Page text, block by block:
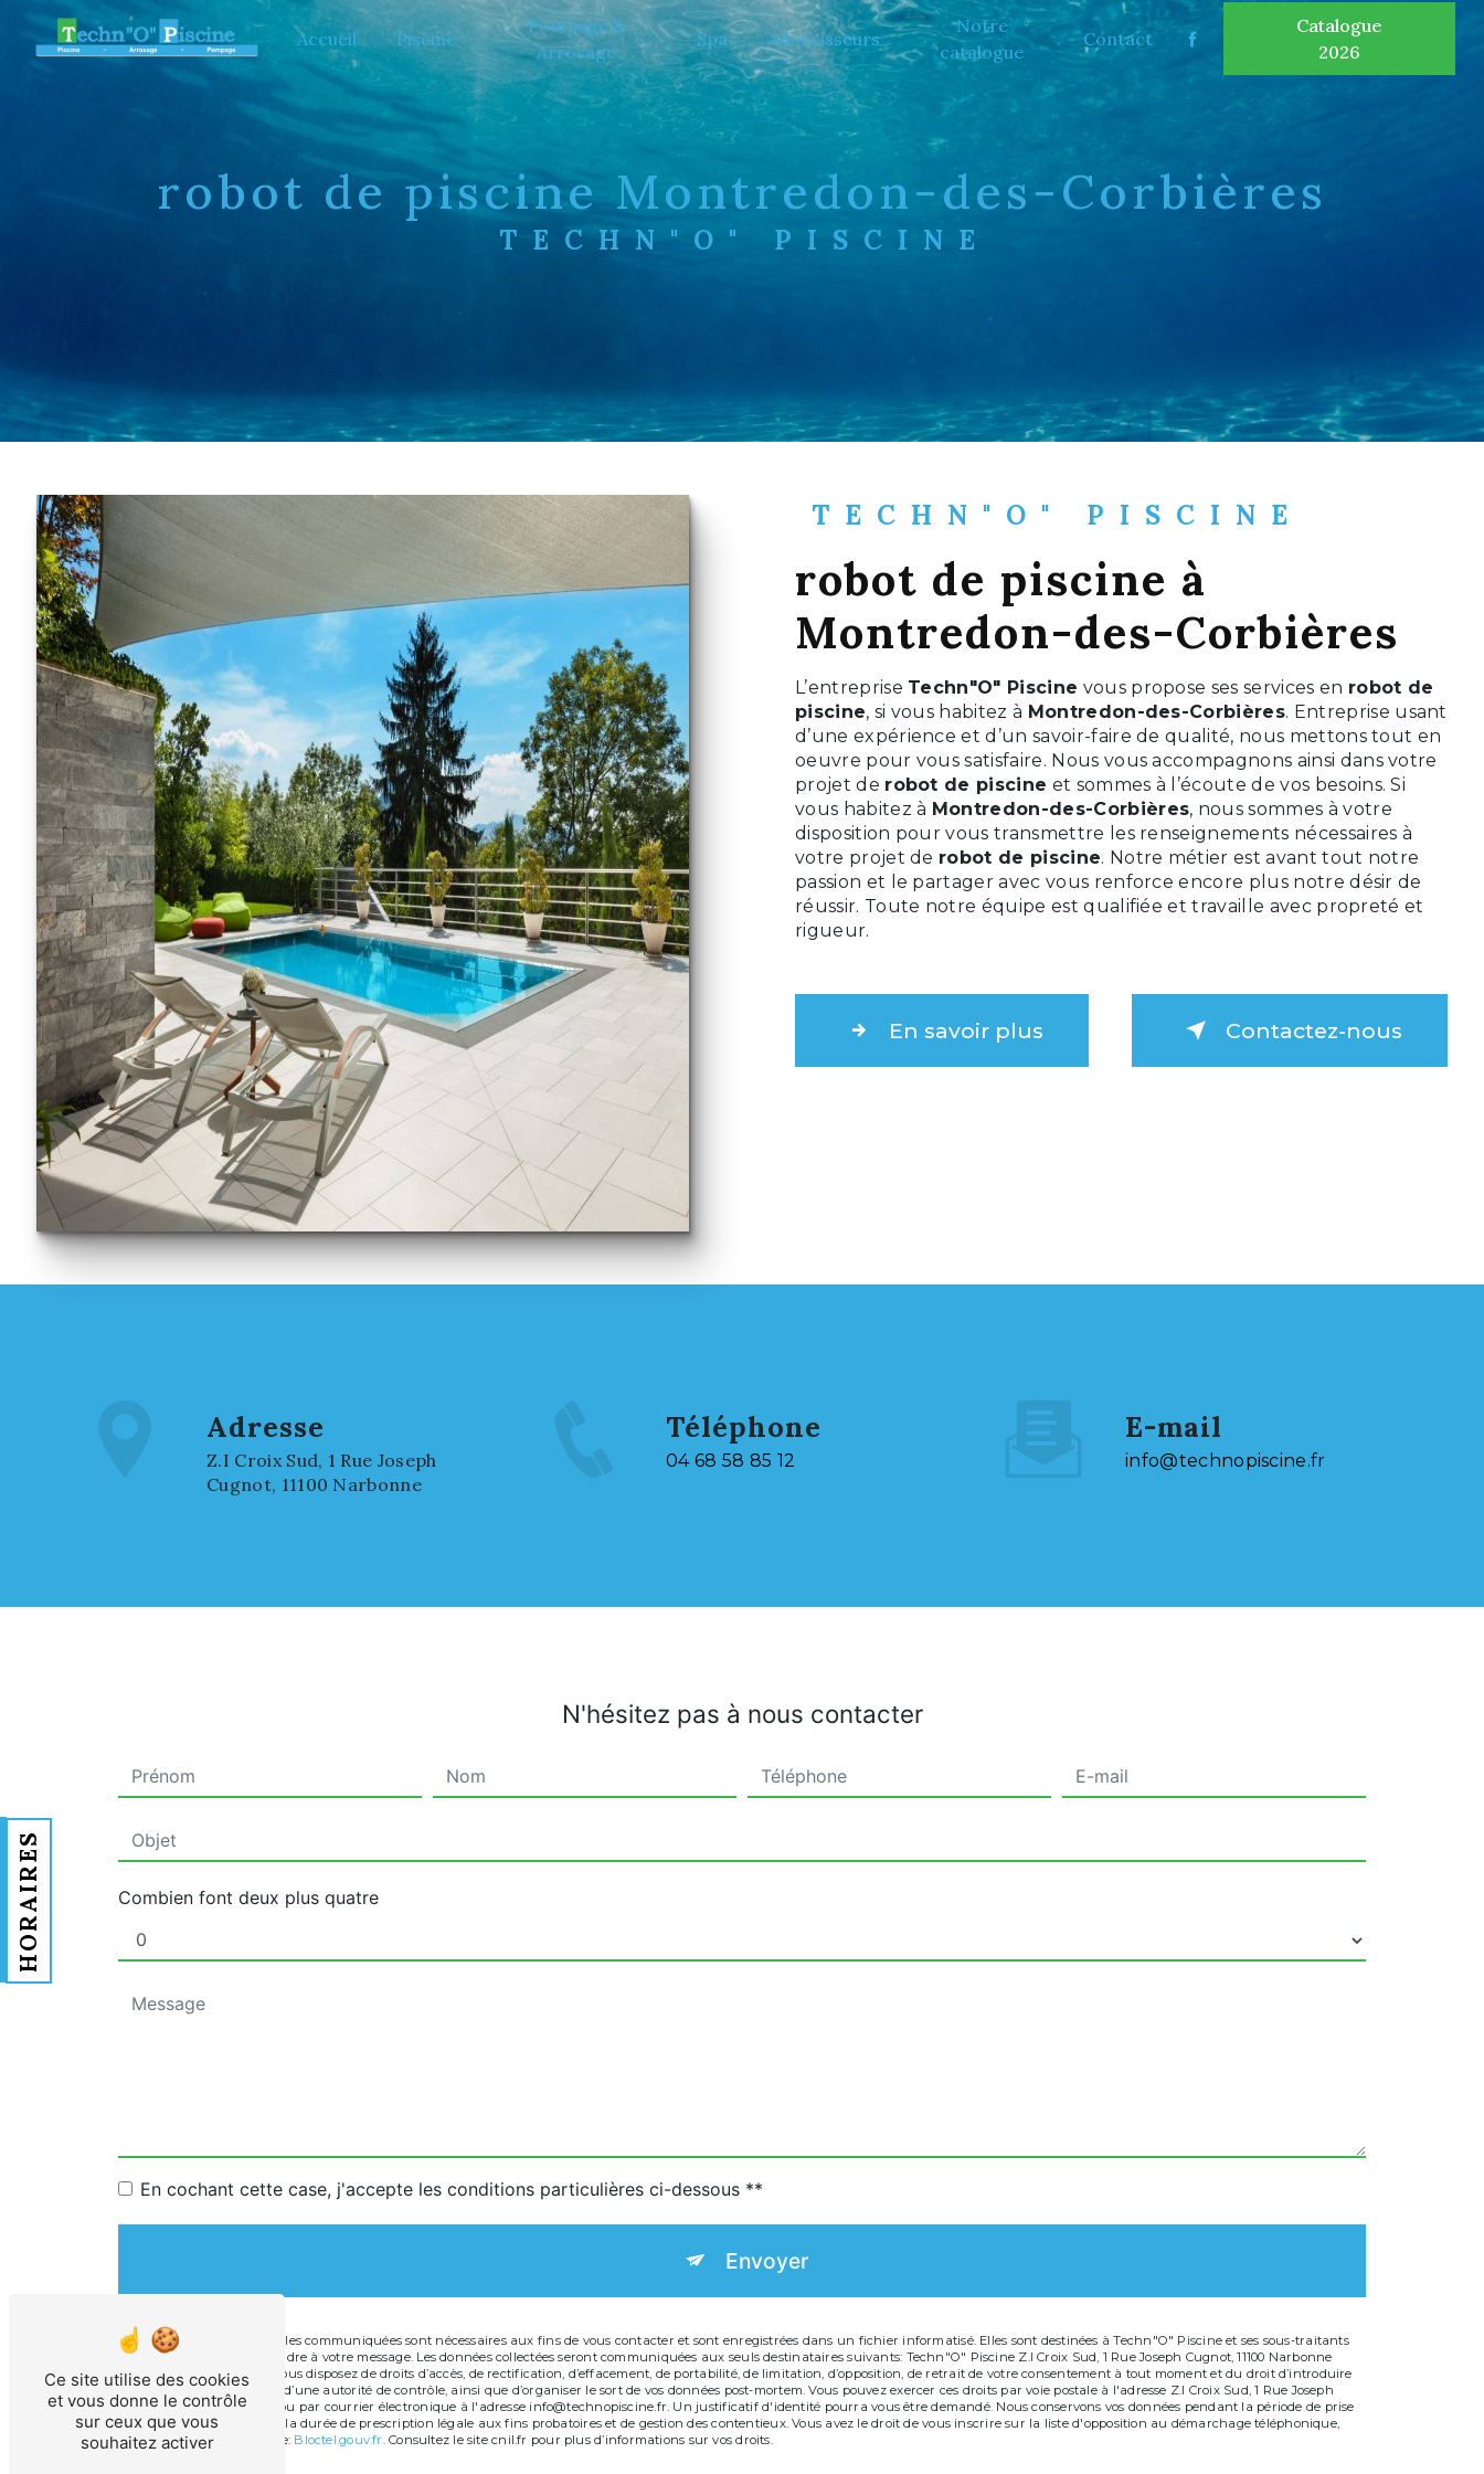
HORAIRES
Accueil Piscine
Pompage &
Arrosage
Spa Adoucisseurs
Notre
catalogue
Contact
Catalogue
2026
robot de piscine Montredon-des-Corbières
TECHN"O" PISCINE
TECHN"O" PISCINE
robot de piscine à
Montredon-des-Corbières
L’entreprise Techn"O" Piscine vous propose ses services en robot de
piscine, si vous habitez à Montredon-des-Corbières. Entreprise usant
d’une expérience et d’un savoir-faire de qualité, nous mettons tout en
oeuvre pour vous satisfaire. Nous vous accompagnons ainsi dans votre
projet de robot de piscine et sommes à l’écoute de vos besoins. Si
vous habitez à Montredon-des-Corbières, nous sommes à votre
disposition pour vous transmettre les renseignements nécessaires à
votre projet de robot de piscine. Notre métier est avant tout notre
passion et le partager avec vous renforce encore plus notre désir de
réussir. Toute notre équipe est qualifiée et travaille avec propreté et
rigueur.
En savoir plus Contactez-nous
Adresse
Z.I Croix Sud, 1 Rue Joseph
Cugnot, 11100 Narbonne
Téléphone
04 68 58 85 12
E-mail
info@technopiscine.fr
N'hésitez pas à nous contacter
Combien font deux plus quatre
En cochant cette case, j'accepte les conditions particulières ci-dessous **
Envoyer
** Les données personnelles communiquées sont nécessaires aux fins de vous contacter et sont enregistrées dans un fichier informatisé. Elles sont destinées à Techn"O" Piscine et ses sous-traitants
dans le seul but de répondre à votre message. Les données collectées seront communiquées aux seuls destinataires suivants: Techn"O" Piscine Z.I Croix Sud, 1 Rue Joseph Cugnot, 11100 Narbonne
info@technopiscine.fr. Vous disposez de droits d’accès, de rectification, d’effacement, de portabilité, de limitation, d’opposition, de retrait de votre consentement à tout moment et du droit d’introduire
une réclamation auprès d’une autorité de contrôle, ainsi que d’organiser le sort de vos données post-mortem. Vous pouvez exercer ces droits par voie postale à l'adresse Z.I Croix Sud, 1 Rue Joseph
Cugnot, 11100 Narbonne ou par courrier électronique à l'adresse info@technopiscine.fr. Un justificatif d'identité pourra vous être demandé. Nous conservons vos données pendant la période de prise
de contact puis pendant la durée de prescription légale aux fins probatoires et de gestion des contentieux. Vous avez le droit de vous inscrire sur la liste d'opposition au démarchage téléphonique,
disponible à cette adresse: Bloctel.gouv.fr. Consultez le site cnil.fr pour plus d’informations sur vos droits.
Panneau de gestion des cookies
Ce site utilise des cookies
et vous donne le contrôle
sur ceux que vous
souhaitez activer